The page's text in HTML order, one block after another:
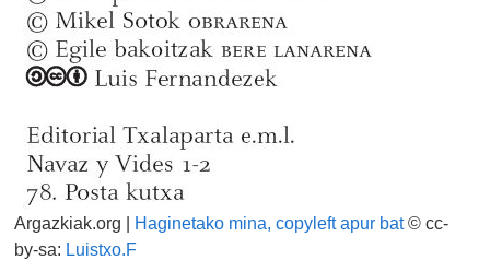
Argazkiak.org | Haginetako mina, copyleft apur bat© cc-
by-sa: Luistxo.F